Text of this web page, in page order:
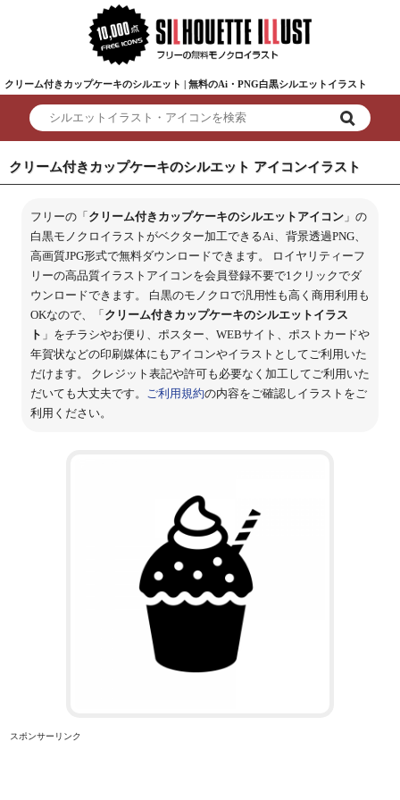
クリーム付きカップケーキのシルエット | 無料のAi・PNG白黒シルエットイラスト
クリーム付きカップケーキのシルエット アイコンイラスト
フリーの「 クリーム付きカップケーキのシルエットアイコン」の
白黒モノクロイラストがベクター加工できるAi、背景透過PNG、
高画質JPG形式で無料ダウンロードできます。 ロイヤリティーフ
リーの高品質イラストアイコンを会員登録不要で1クリックでダ
ウンロードできます。 白黒のモノクロで汎用性も高く商用利用も
OKなので、「 クリーム付きカップケーキのシルエットイラス
ト 」をチラシやお便り、ポスター、WEBサイト、ポストカードや
年賀状などの印刷媒体にもアイコンやイラストとしてご利用いた
だけます。 クレジット表記や許可も必要なく加工してご利用いた
だいても大丈夫です。 ご利用規約の内容をご確認しイラストをご
利用ください。
スポンサーリンク